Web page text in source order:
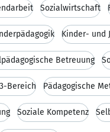
Sozialwirtschaft
Kinder- und
Betreuung
Bereich Pädagogische
Soziale Kompetenz